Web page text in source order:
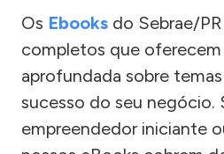
Os Ebooks do Sebrae/
completos que oferecem
aprofundada sobre
sucesso do seu negócio.
empreendedor iniciante